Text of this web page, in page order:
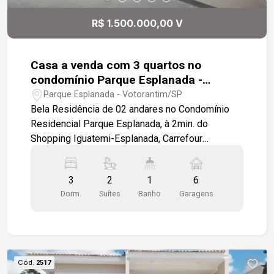
R$ 1.500.000,00 V
Casa a venda com 3 quartos no
condomínio Parque Esplanada -
Votorantim
Parque Esplanada - Votorantim/SP
Bela Residência de 02 andares no Condomínio
Residencial Parque Esplanada, à 2min. do
Shopping Iguatemi-Esplanada, Carrefour
acesso à Raposo Tavares. Vagas para 06 carros
sendo 02 cobertos, Área de Lazer, Sala de Estar
e Jantar integrados, Lavabo, Cozinha com
Íntima, 03 Quartos com sacadas na fachada,
sendo dois com armários embutidos, 01 banheiro
3
Dorm.
2
Suítes
1
Banho
6
Garagens
Cód. 2517